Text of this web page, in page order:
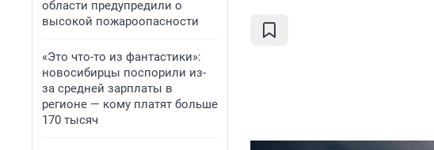
области предупредили о
высокой пожароопасности
«Это что-то из фантастики»:
новосибирцы поспорили из-
за средней зарплаты в
регионе — кому платят больше
170 тысяч